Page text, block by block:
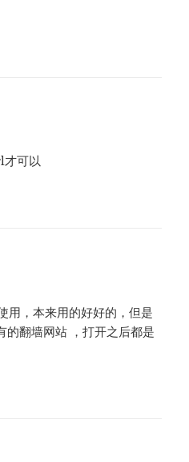
可以
用，本来用的好好的，但是
的翻墙网站 ，打开之后都是